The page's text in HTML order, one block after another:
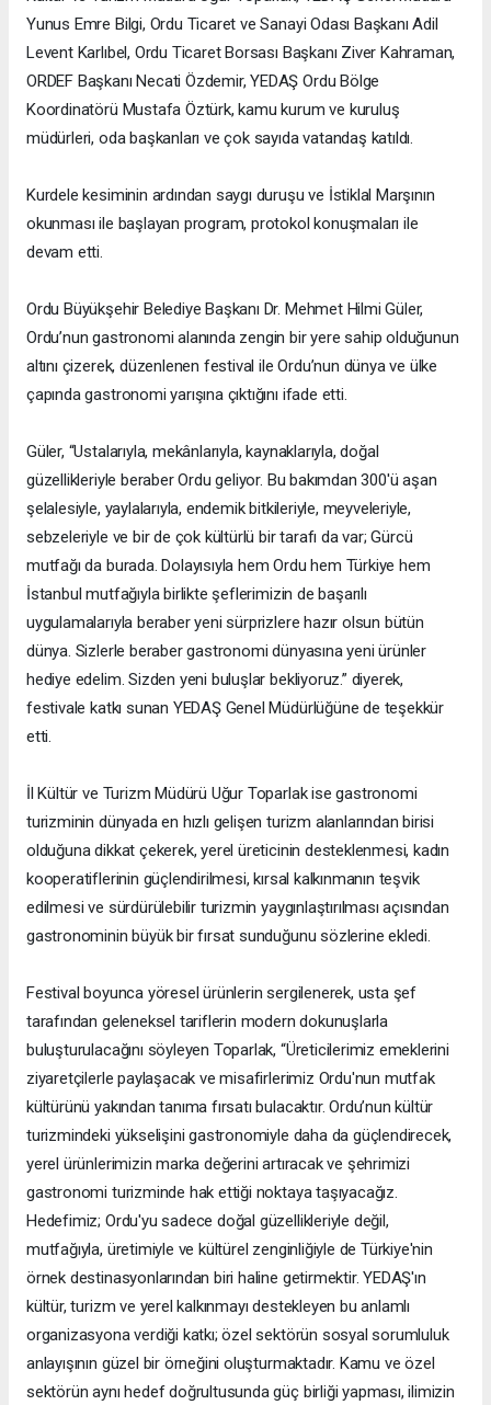
Yunus Emre Bilgi, Ordu Ticaret ve Sanayi Odası Başkanı Adil
Levent Karlıbel, Ordu Ticaret Borsası Başkanı Ziver Kahraman,
ORDEF Başkanı Necati Özdemir, YEDAŞ Ordu Bölge
Koordinatörü Mustafa Öztürk, kamu kurum ve kuruluş
müdürleri, oda başkanları ve çok sayıda vatandaş katıldı.
Kurdele kesiminin ardından saygı duruşu ve İstiklal Marşının
okunması ile başlayan program, protokol konuşmaları ile
devam etti.
Ordu Büyükşehir Belediye Başkanı Dr. Mehmet Hilmi Güler,
Ordu’nun gastronomi alanında zengin bir yere sahip olduğunun
altını çizerek, düzenlenen festival ile Ordu’nun dünya ve ülke
çapında gastronomi yarışına çıktığını ifade etti.
Güler, “Ustalarıyla, mekânlarıyla, kaynaklarıyla, doğal
güzellikleriyle beraber Ordu geliyor. Bu bakımdan 300'ü aşan
şelalesiyle, yaylalarıyla, endemik bitkileriyle, meyveleriyle,
sebzeleriyle ve bir de çok kültürlü bir tarafı da var; Gürcü
mutfağı da burada. Dolayısıyla hem Ordu hem Türkiye hem
İstanbul mutfağıyla birlikte şeflerimizin de başarılı
uygulamalarıyla beraber yeni sürprizlere hazır olsun bütün
dünya. Sizlerle beraber gastronomi dünyasına yeni ürünler
hediye edelim. Sizden yeni buluşlar bekliyoruz.” diyerek,
festivale katkı sunan YEDAŞ Genel Müdürlüğüne de teşekkür
etti.
İl Kültür ve Turizm Müdürü Uğur Toparlak ise gastronomi
turizminin dünyada en hızlı gelişen turizm alanlarından birisi
olduğuna dikkat çekerek, yerel üreticinin desteklenmesi, kadın
kooperatiflerinin güçlendirilmesi, kırsal kalkınmanın teşvik
edilmesi ve sürdürülebilir turizmin yaygınlaştırılması açısından
gastronominin büyük bir fırsat sunduğunu sözlerine ekledi.
Festival boyunca yöresel ürünlerin sergilenerek, usta şef
tarafından geleneksel tariflerin modern dokunuşlarla
buluşturulacağını söyleyen Toparlak, “Üreticilerimiz emeklerini
ziyaretçilerle paylaşacak ve misafirlerimiz Ordu'nun mutfak
kültürünü yakından tanıma fırsatı bulacaktır. Ordu’nun kültür
turizmindeki yükselişini gastronomiyle daha da güçlendirecek,
yerel ürünlerimizin marka değerini artıracak ve şehrimizi
gastronomi turizminde hak ettiği noktaya taşıyacağız.
Hedefimiz; Ordu'yu sadece doğal güzellikleriyle değil,
mutfağıyla, üretimiyle ve kültürel zenginliğiyle de Türkiye'nin
örnek destinasyonlarından biri haline getirmektir. YEDAŞ'ın
kültür, turizm ve yerel kalkınmayı destekleyen bu anlamlı
organizasyona verdiği katkı; özel sektörün sosyal sorumluluk
anlayışının güzel bir örneğini oluşturmaktadır. Kamu ve özel
sektörün aynı hedef doğrultusunda güç birliği yapması, ilimizin